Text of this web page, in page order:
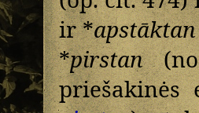
ir *apstāktan
*pirstan